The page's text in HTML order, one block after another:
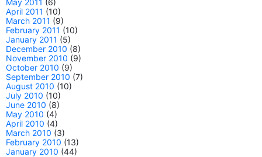
May 2011 (6)
April 2011 (10)
March 2011 (9)
February 2011 (10)
January 2011 (5)
December 2010 (8)
November 2010 (9)
October 2010 (9)
September 2010 (7)
August 2010 (10)
July 2010 (10)
June 2010 (8)
May 2010 (4)
April 2010 (4)
March 2010 (3)
February 2010 (13)
January 2010 (44)